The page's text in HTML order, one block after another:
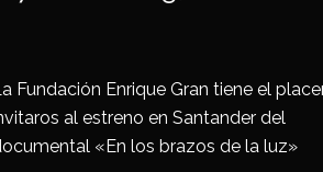
Fundación Enrique Gran tiene el
al estreno en Santander del
«En los brazos de la luz»